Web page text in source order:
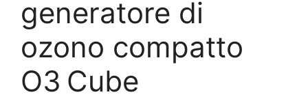
generatore di
ozono compatto
O3 Cube